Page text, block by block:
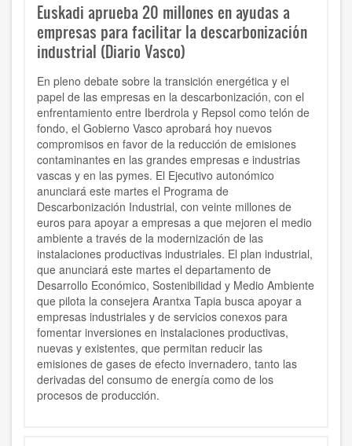
Euskadi aprueba 20 millones en ayudas a
empresas para facilitar la descarbonización
industrial (Diario Vasco)
En pleno debate sobre la transición energética y el
papel de las empresas en la descarbonización, con el
enfrentamiento entre Iberdrola y Repsol como telón de
fondo, el Gobierno Vasco aprobará hoy nuevos
compromisos en favor de la reducción de emisiones
con­taminantes en las grandes em­presas e industrias
vascas y en las pymes. El Ejecutivo autonó­mico
anunciará este martes el Programa de
Descarbonización Industrial, con veinte millones de
euros para apoyar a empresas a que mejoren el medio
ambiente a través de la modernización de las
instalaciones productivas industriales. El plan industrial,
que anunciará este martes el departamen­to de
Desarrollo Económico, Sos­tenibilidad y Medio Ambiente
que pilota la consejera Arantxa Tapia busca apoyar a
empresas indus­triales y de servicios conexos para
fomentar inversiones en instala­ciones productivas,
nuevas y exis­tentes, que permitan reducir las
emisiones de gases de efecto in­vernadero, tanto las
derivadas del consumo de energía como de los
procesos de producción.